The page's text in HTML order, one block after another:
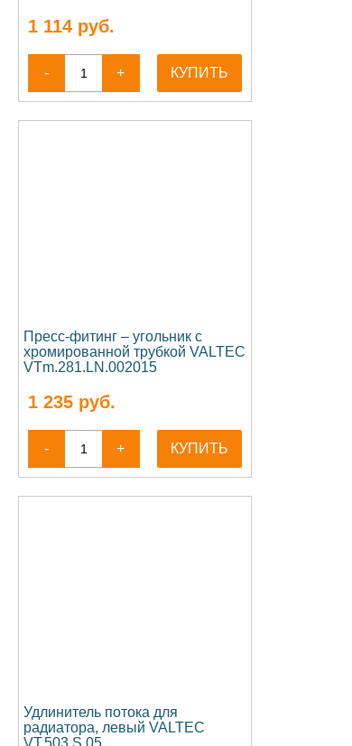
1 114руб.
- + КУПИТЬ
Пресс-фитинг – угольник с
хромированной трубкой VALTEC
VTm.281.LN.002015
1 235руб.
- + КУПИТЬ
Удлинитель потока для
радиатора, левый VALTEC
VT.503.S.05